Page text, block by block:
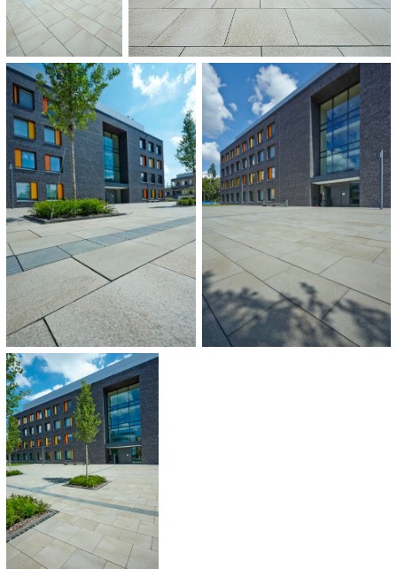
ARCHITECT:
Plan D, Wiesbaden
OPDRACHTGEVER:
Universität Marburg
HOEVEELHEID:
1.200 m²
OPLEVERING:
2013
CATEGORIE:
Universiteit